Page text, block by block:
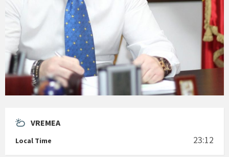
VREMEA
Local Time 23:12